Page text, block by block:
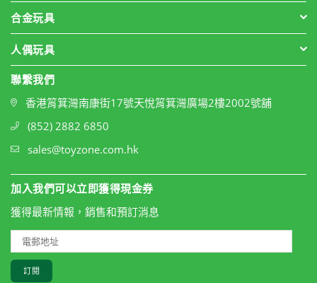
合金玩具
人偶玩具
聯繫我們
香港筲箕灣南康街17號天悅筲箕灣廣場2樓2002號舖
(852) 2882 6850
sales@toyzone.com.hk
加入我們可以立即獲得現金券
獲得最新情報，銷售和預訂消息
訂閱